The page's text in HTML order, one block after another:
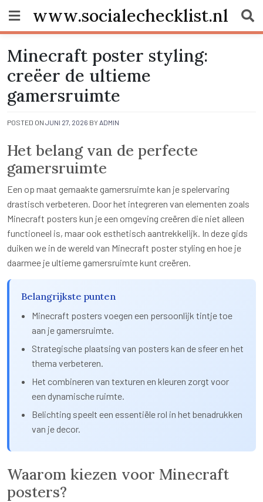
content
www.socialechecklist.nl
Minecraft poster styling:
creëer de ultieme
gamersruimte
POSTED ON JUNI 27, 2026 BY ADMIN
Het belang van de perfecte
gamersruimte
Een op maat gemaakte gamersruimte kan je spelervaring
drastisch verbeteren. Door het integreren van elementen zoals
Minecraft posters kun je een omgeving creëren die niet alleen
functioneel is, maar ook esthetisch aantrekkelijk. In deze gids
duiken we in de wereld van Minecraft poster styling en hoe je
daarmee je ultieme gamersruimte kunt creëren.
Belangrijkste punten
Minecraft posters voegen een persoonlijk tintje toe
aan je gamersruimte.
Strategische plaatsing van posters kan de sfeer en het
thema verbeteren.
Het combineren van texturen en kleuren zorgt voor
een dynamische ruimte.
Belichting speelt een essentiële rol in het benadrukken
van je decor.
Waarom kiezen voor Minecraft
posters?